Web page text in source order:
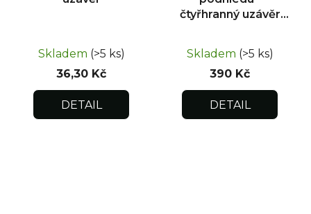
Skladem (>5 ks)
36,30 Kč
DETAIL
čtyřhranný uzávěr
Skladem (>5 ks)
390 Kč
DETAIL